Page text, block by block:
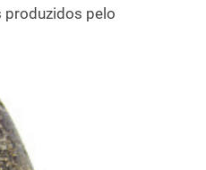
produzidos pelo